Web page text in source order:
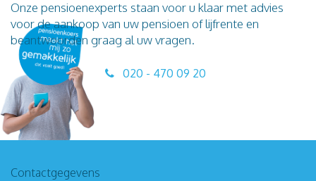
Onze pensioenexperts staan voor u klaar met advies
voor de aankoop van uw pensioen of lijfrente en
beantwoorden graag al uw vragen.
020 - 470 09 20
Contactgegevens